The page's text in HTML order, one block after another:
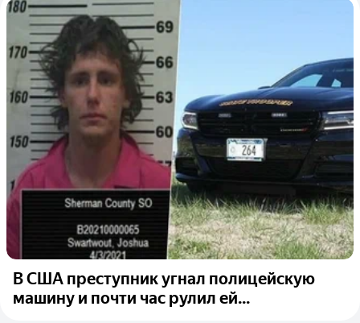
В США преступник угнал полицейскую
машину и почти час рулил ей...